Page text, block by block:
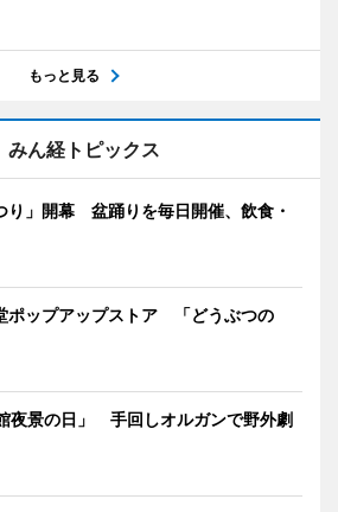
もっと見る
みん経トピックス
り」開幕 盆踊りを毎日開催、飲食・
ポップアップストア 「どうぶつの
夜景の日」 手回しオルガンで野外劇